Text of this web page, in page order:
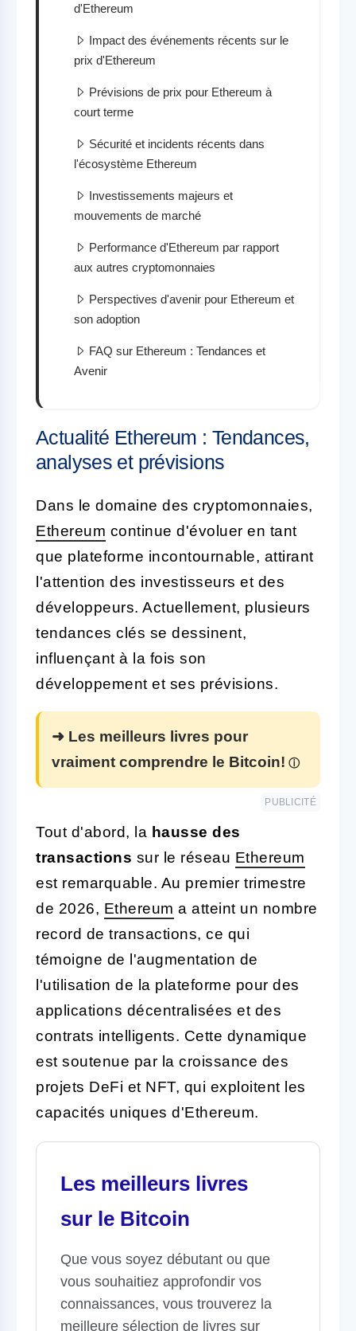
d'Ethereum
Impact des événements récents sur le
prix d'Ethereum
Prévisions de prix pour Ethereum à
court terme
Sécurité et incidents récents dans
l'écosystème Ethereum
Investissements majeurs et
mouvements de marché
Performance d'Ethereum par rapport
aux autres cryptomonnaies
Perspectives d'avenir pour Ethereum et
son adoption
FAQ sur Ethereum : Tendances et
Avenir
Actualité Ethereum : Tendances,
analyses et prévisions
Dans le domaine des cryptomonnaies,
Ethereum continue d'évoluer en tant
que plateforme incontournable, attirant
l'attention des investisseurs et des
développeurs. Actuellement, plusieurs
tendances clés se dessinent,
influençant à la fois son
développement et ses prévisions.
➜ Les meilleurs livres pour
vraiment comprendre le Bitcoin!
PUBLICITÉ
Tout d'abord, la hausse des
transactions sur le réseau Ethereum
est remarquable. Au premier trimestre
de 2026, Ethereum a atteint un nombre
record de transactions, ce qui
témoigne de l'augmentation de
l'utilisation de la plateforme pour des
applications décentralisées et des
contrats intelligents. Cette dynamique
est soutenue par la croissance des
projets DeFi et NFT, qui exploitent les
capacités uniques d'Ethereum.
Les meilleurs livres
sur le Bitcoin
Que vous soyez débutant ou que
vous souhaitiez approfondir vos
connaissances, vous trouverez la
meilleure sélection de livres sur